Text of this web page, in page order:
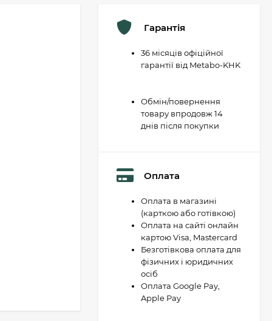
Гарантія
36 місяців офіційної
гарантії від Metabo-KHK
Обмін/повернення
товару впродовж 14
днів після покупки
Оплата
Оплата в магазині
(карткою або готівкою)
Оплата на сайті онлайн
картою Visa, Mastercard
Безготівкова оплата для
фізичних і юридичних
осіб
Оплата Google Pay,
Apple Pay